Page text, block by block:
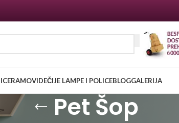
RAMOVIDEČIJE LAMPE I POLICEBLOGGALERIJA
Pet Šop